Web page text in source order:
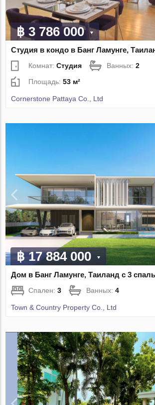
฿ 3 786 000
Студия в кондо в Банг Ламунге,
Комнат:Студия Ванных:2
Площадь:53 м²
Cornerstone Pattaya Co., Ltd
฿ 17 884 000
Дом в Банг Ламунге, Таиланд с 3
Спален:3 Ванных:4
Town & Country Property Co., Ltd